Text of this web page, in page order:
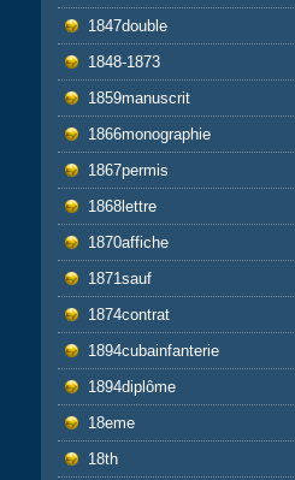
1847double
1848-1873
1859manuscrit
1866monographie
1867permis
1868lettre
1870affiche
1871sauf
1874contrat
1894cubainfanterie
1894diplôme
18eme
18th